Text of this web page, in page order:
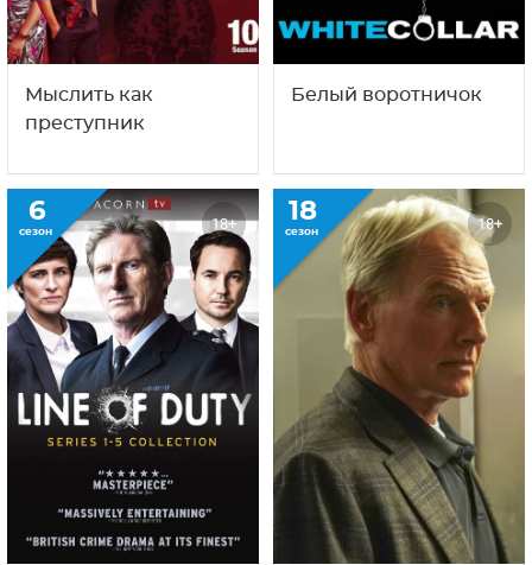
Мыслить как
преступник
Белый воротничок
6
сезон 18+ 18
сезон 18+